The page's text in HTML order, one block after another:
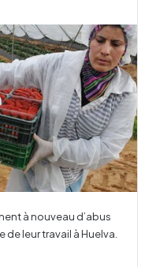
à nouveau d’abus
de leur travail à Huelva.